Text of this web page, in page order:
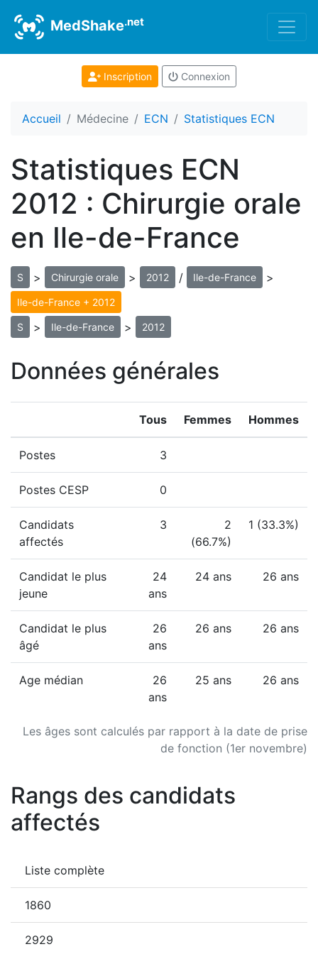
MedShake.net
Inscription Connexion
Accueil Médecine ECN Statistiques ECN
Statistiques ECN
2012 : Chirurgie orale
en Ile-de-France
S > Chirurgie orale > 2012 / Ile-de-France >
Ile-de-France + 2012
S > Ile-de-France > 2012
Données générales
Les âges sont calculés par rapport à la date de prise
de fonction (1er novembre)
Tous Femmes Hommes
Postes 3
Postes CESP 0
Candidats
affectés
3
2
(66.7%)
1 (33.3%)
Candidat le plus
jeune
24
ans
24 ans 26 ans
Candidat le plus
âgé
26
ans
26 ans 26 ans
Age médian
26
ans
25 ans 26 ans
Rangs des candidats
affectés
Liste complète
1860
2929